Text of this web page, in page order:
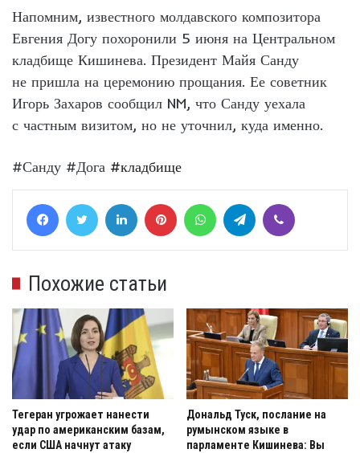
Напомним, известного молдавского композитора
Евгения Догу похоронили 5 июня на Центральном
кладбище Кишинева. Президент Майя Санду
не пришла на церемонию прощания. Ее советник
Игорь Захаров сообщил NM, что Санду уехала
с частным визитом, но не уточнил, куда именно.
#Санду #Дога #кладбище
FacebookTwitter LinkedIn Pinterest WhatsAppTelegram
Похожие статьи
Тегеран угрожает нанести
удар по американским базам,
если США начнут атаку
Дональд Туск, послание на
румынском языке в
парламенте Кишинева: Вы